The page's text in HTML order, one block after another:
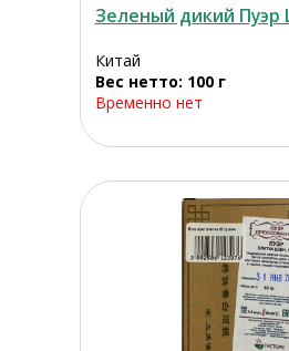
Зеленый дикий
Китай
Вес нетто: 100 г
Временно нет